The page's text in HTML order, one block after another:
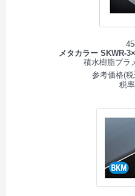
メタカラー SKWR-
積水樹脂プ
参考価格(
税